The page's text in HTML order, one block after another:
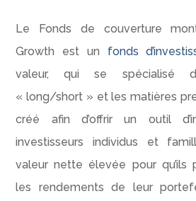
Le Fonds de couverture
Growth est un fonds
valeur, qui se spécialisé
« long/short » et les matières
créé afin d’offrir un outil
investisseurs individus et
valeur nette élevée pour qu’ils
les rendements de leur